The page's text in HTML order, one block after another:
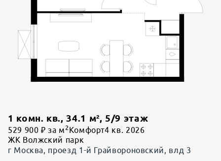
1 комн. кв., 34.1 м², 5/9 этаж
529 900 ₽ за м 2 Комфорт4 кв. 2026
ЖК Волжский парк
г Москва, проезд 1-й Грайвороновский, влд 3